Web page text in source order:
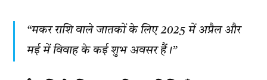
“मकर राशि वाले जातकों के लिए 2025 में अप्रैल और
मई में विवाह के कई शुभ अवसर हैं।”